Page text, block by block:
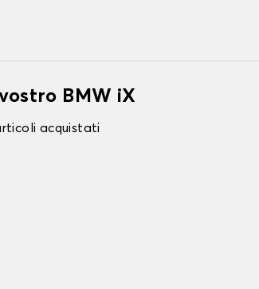
BMW iX
acquistati